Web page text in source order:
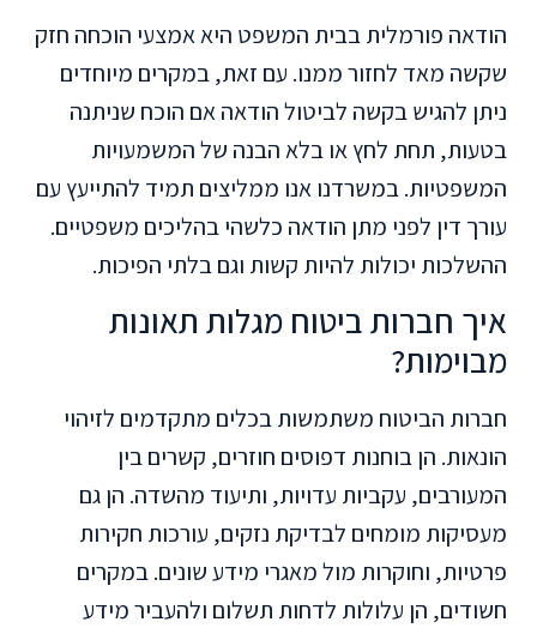
הודאה פורמלית בבית המשפט היא אמצעי הוכחה חזק
שקשה מאד לחזור ממנו. עם זאת, במקרים מיוחדים
ניתן להגיש בקשה לביטול הודאה אם הוכח שניתנה
בטעות, תחת לחץ או בלא הבנה של המשמעויות
המשפטיות. במשרדנו אנו ממליצים תמיד להתייעץ עם
עורך דין לפני מתן הודאה כלשהי בהליכים משפטיים.
ההשלכות יכולות להיות קשות וגם בלתי הפיכות.
איך חברות ביטוח מגלות תאונות
מבוימות?
חברות הביטוח משתמשות בכלים מתקדמים לזיהוי
הונאות. הן בוחנות דפוסים חוזרים, קשרים בין
המעורבים, עקביות עדויות, ותיעוד מהשדה. הן גם
מעסיקות מומחים לבדיקת נזקים, עורכות חקירות
פרטיות, וחוקרות מול מאגרי מידע שונים. במקרים
חשודים, הן עלולות לדחות תשלום ולהעביר מידע